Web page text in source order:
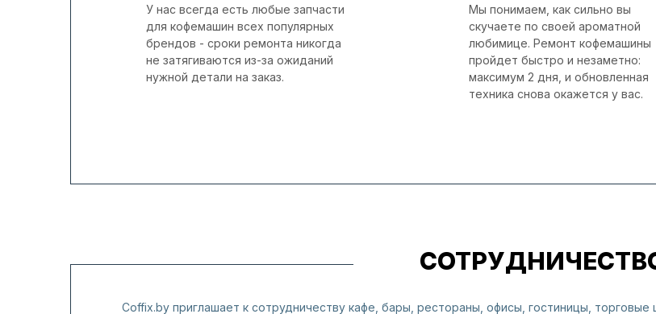
У нас всегда есть любые запчасти
для кофемашин всех популярных
брендов - сроки ремонта никогда
не затягиваются из-за ожиданий
нужной детали на заказ.
Мы понимаем, как сильно вы
скучаете по своей ароматной
любимице. Ремонт кофемашины
пройдет быстро и незаметно:
максимум 2 дня, и обновленная
техника снова окажется у вас.
Coffix.by приглашает к сотрудничеству кафе, бары, рестораны, офисы, гостиницы,